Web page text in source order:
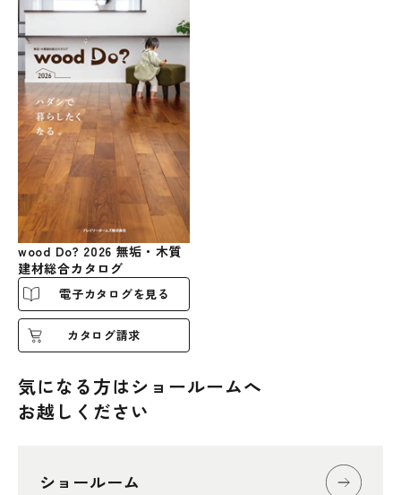
wood Do? 2026 無垢・木質
建材総合カタログ
電子カタログを見る
カタログ請求
気になる方はショールームへ
お越しください
ショールーム